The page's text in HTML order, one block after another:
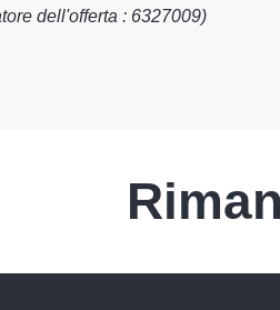
dell'offerta : 6327009)